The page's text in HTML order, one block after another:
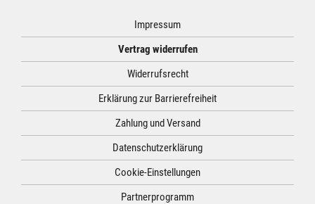
Impressum
Vertrag widerrufen
Widerrufsrecht
Erklärung zur Barrierefreiheit
Zahlung und Versand
Datenschutzerklärung
Cookie-Einstellungen
Partnerprogramm